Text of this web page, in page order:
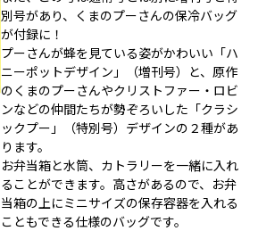
別号があり、くまのプーさんの保冷バッグ
が付録に！
プーさんが蜂を見ている姿がかわいい「ハ
ニーポットデザイン」（増刊号）と、原作
のくまのプーさんやクリストファー・ロビ
ンなどの仲間たちが勢ぞろいした「クラシ
ックプー」（特別号）デザインの２種があ
ります。
お弁当箱と水筒、カトラリーを一緒に入れ
ることができます。高さがあるので、お弁
当箱の上にミニサイズの保存容器を入れる
こともできる仕様のバッグです。